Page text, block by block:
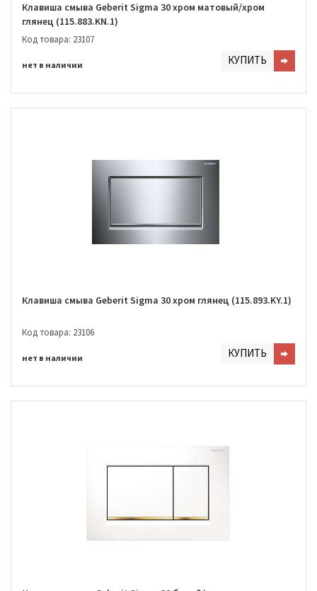
Клавиша смыва Geberit Sigma 30 хром матовый/хром
глянец (115.883.KN.1)
Код товара: 23107
нет в наличии КУПИТЬ
Клавиша смыва Geberit Sigma 30 хром глянец (115.893.KY.1)
Код товара: 23106
нет в наличии КУПИТЬ